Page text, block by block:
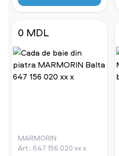
0 MDL
MARMORIN
Art.: 647 156 020 xx x